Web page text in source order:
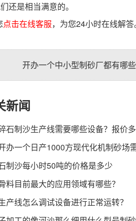
还是相当满意的。
点击在线客服，为您24小时在线解答
开办一个中小型制砂厂都有哪
新闻
石制沙生产线需要哪些设备？报价多
办一个日产1000方现代化机制砂场
制沙每小时50吨的价格是多少
料目前最大的应用领域有哪些？
产线怎么调试设备进行正常运转？